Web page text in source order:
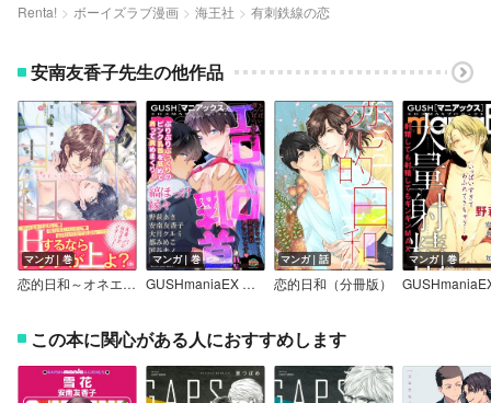
Renta! ボーイズラブ漫画 海王社 有刺鉄線の恋
安南友香子先生の他作品
マンガ｜巻
恋的日和～オネエ彼氏がHの時にオスになるんですが～【電子限定かきおろし漫画付】
マンガ｜巻
GUSHmaniaEX エロエロ乳首
マンガ｜話
恋的日和（分冊版）
マンガ｜巻
この本に関心がある人におすすめします